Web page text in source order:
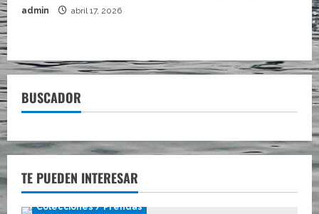
admin abril 17, 2026
BUSCADOR
TE PUEDEN INTERESAR
Colecciones / Prendas